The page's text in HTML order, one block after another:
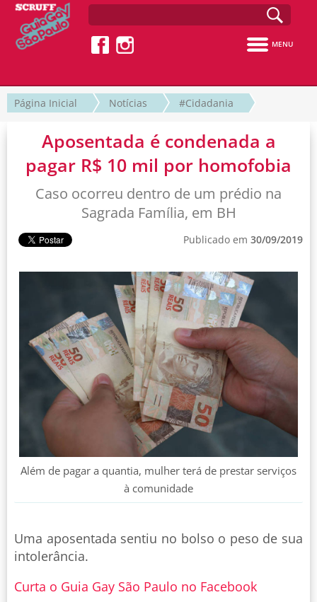
MENU
Página Inicial Notícias #Cidadania
Aposentada é condenada a
pagar R$ 10 mil por homofobia
Caso ocorreu dentro de um prédio na
Sagrada Família, em BH
Publicado em 30/09/2019
Além de pagar a quantia, mulher terá de prestar serviços
à comunidade
Uma aposentada sentiu no bolso o peso de sua
intolerância.
Curta o Guia Gay São Paulo no Facebook